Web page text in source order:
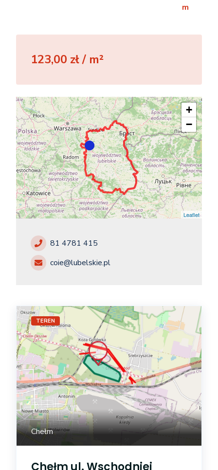
m
123,00 zł / m²
+
−
Leaflet
81 4781 415
coie@lubelskie.pl
TEREN
Chełm
Chełm ul. Wschodniej